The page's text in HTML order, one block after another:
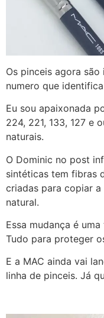
Os pinceis agora
numero que
Eu sou apaixonada
224, 221, 133, 127 e
naturais.
O Dominic no post
sintéticas tem fibras
criadas para copiar
natural.
Essa mudança é
Tudo para proteger
E a MAC ainda vai
linha de pinceis. Já